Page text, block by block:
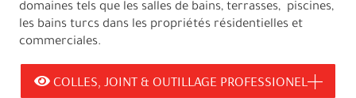
domaines tels que les salles de bains, terrasses, piscines,
les bains turcs dans les propriétés résidentielles et
commerciales.
COLLES, JOINT & OUTILLAGE PROFESSIONEL